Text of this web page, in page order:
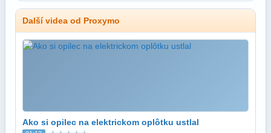
Další videa od Proxymo
Ako si opilec na elektrickom oplôtku ustlal